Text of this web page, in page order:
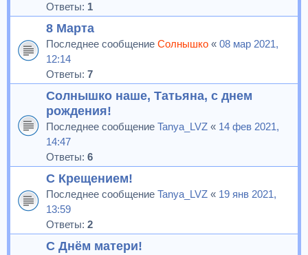
Ответы: 1
8 Марта
Последнее сообщение Солнышко « 08 мар 2021,
12:14
Ответы: 7
Солнышко наше, Татьяна, с днем
рождения!
Последнее сообщение Tanya_LVZ « 14 фев 2021,
14:47
Ответы: 6
С Крещением!
Последнее сообщение Tanya_LVZ « 19 янв 2021,
13:59
Ответы: 2
С Днём матери!